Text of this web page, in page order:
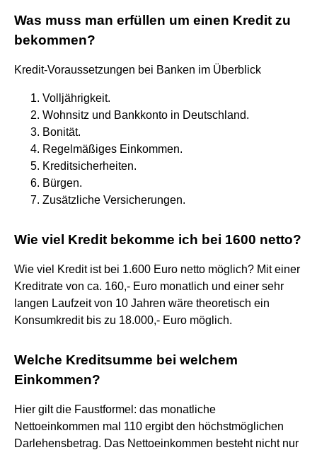
Was muss man erfüllen um einen Kredit zu
bekommen?
Kredit-Voraussetzungen bei Banken im Überblick
Volljährigkeit.
Wohnsitz und Bankkonto in Deutschland.
Bonität.
Regelmäßiges Einkommen.
Kreditsicherheiten.
Bürgen.
Zusätzliche Versicherungen.
Wie viel Kredit bekomme ich bei 1600 netto?
Wie viel Kredit ist bei 1.600 Euro netto möglich? Mit einer
Kreditrate von ca. 160,- Euro monatlich und einer sehr
langen Laufzeit von 10 Jahren wäre theoretisch ein
Konsumkredit bis zu 18.000,- Euro möglich.
Welche Kreditsumme bei welchem
Einkommen?
Hier gilt die Faustformel: das monatliche
Nettoeinkommen mal 110 ergibt den höchstmöglichen
Darlehensbetrag. Das Nettoeinkommen besteht nicht nur